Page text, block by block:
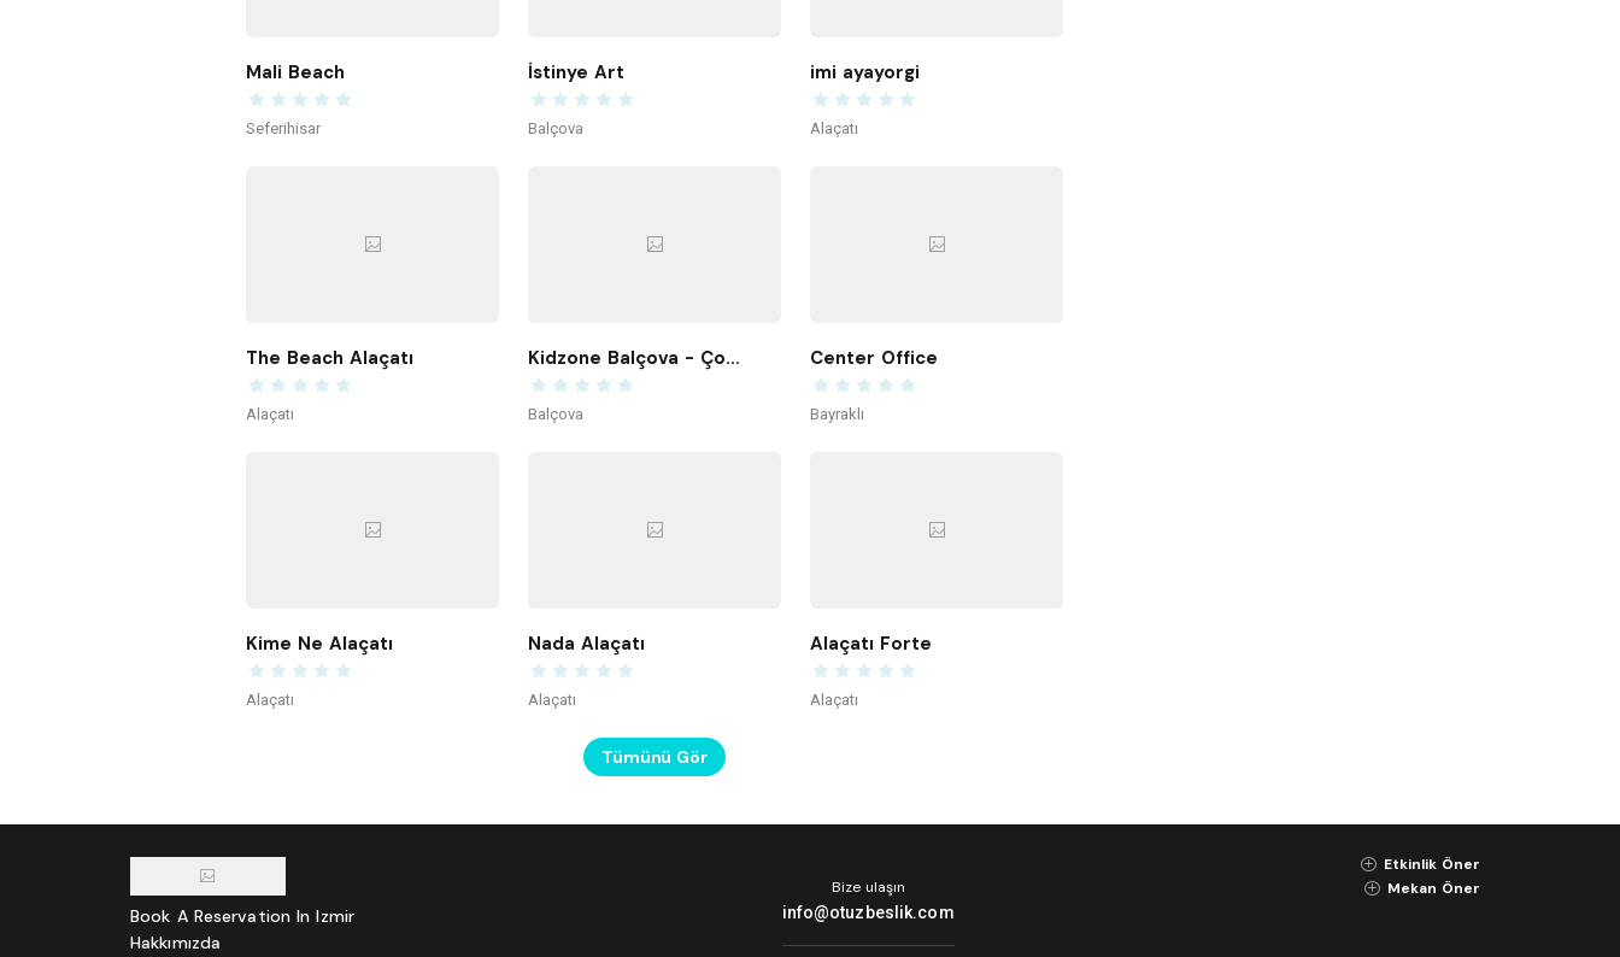
Mali Beach
Seferihisar
İstinye Art
Balçova
imi ayayorgi
Alaçatı
The Beach Alaçatı
Alaçatı
Kidzone Balçova - Çocuk Gelişim ve Aktivite Merkezi
Balçova
Center Office
Bayraklı
Kime Ne Alaçatı
Alaçatı
Nada Alaçatı
Alaçatı
Alaçatı Forte
Alaçatı
Tümünü Gör
Book A Reservation In Izmir
Hakkımızda
Bize ulaşın
info@otuzbeslik.com
K Etkinlik Öner
K Mekan Öner